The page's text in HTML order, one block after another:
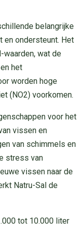
belangrijke
en ondersteunt. Het
waarden, wat de
het
worden hoge
(NO2) voorkomen.
voor het
vissen en
van schimmels en
stress van
vissen naar de
Natru-Sal de
tot 10.000 liter